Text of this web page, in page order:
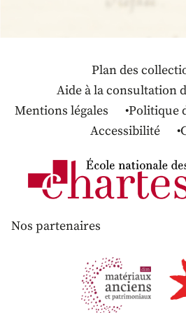
Plan des
Aide à la consultation
Mentions légales
Politique
Accessibilité
Nos partenaires